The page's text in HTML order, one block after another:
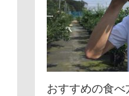
おすすめの食べ